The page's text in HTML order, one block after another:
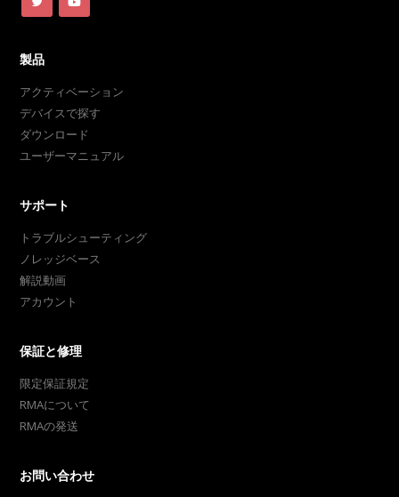
製品
アクティベーション
デバイスで探す
ダウンロード
ユーザーマニュアル
サポート
トラブルシューティング
ノレッジベース
解説動画
アカウント
保証と修理
限定保証規定
RMAについて
RMAの発送
お問い合わせ